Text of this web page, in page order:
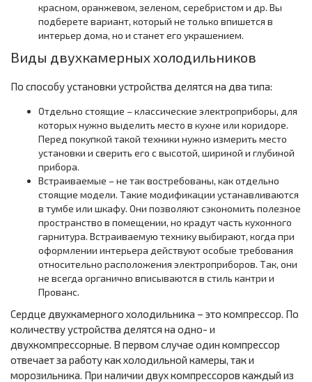
красном, оранжевом, зеленом, серебристом и др. Вы
подберете вариант, который не только впишется в
интерьер дома, но и станет его украшением.
Виды двухкамерных холодильников
По способу установки устройства делятся на два типа:
Отдельно стоящие – классические электроприборы, для
которых нужно выделить место в кухне или коридоре.
Перед покупкой такой техники нужно измерить место
установки и сверить его с высотой, шириной и глубиной
прибора.
Встраиваемые – не так востребованы, как отдельно
стоящие модели. Такие модификации устанавливаются
в тумбе или шкафу. Они позволяют сэкономить полезное
пространство в помещении, но крадут часть кухонного
гарнитура. Встраиваемую технику выбирают, когда при
оформлении интерьера действуют особые требования
относительно расположения электроприборов. Так, они
не всегда органично вписываются в стиль кантри и
Прованс.
Сердце двухкамерного холодильника – это компрессор. По
количеству устройства делятся на одно- и
двухкомпрессорные. В первом случае один компрессор
отвечает за работу как холодильной камеры, так и
морозильника. При наличии двух компрессоров каждый из